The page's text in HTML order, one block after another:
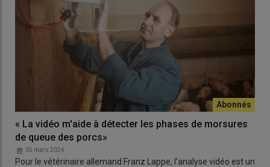
« La vidéo m'aide à détecter les phases de morsures
de queue des porcs»
05 mars 2024
Pour le vétérinaire allemand Franz Lappe, l’analyse vidéo est un